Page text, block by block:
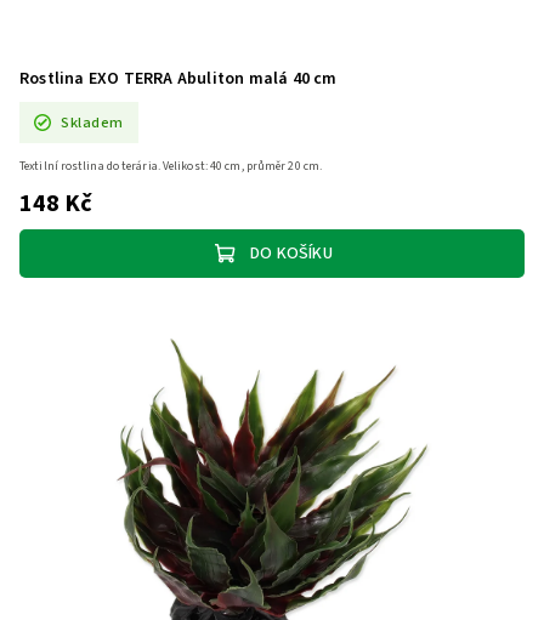
Rostlina EXO TERRA Abuliton malá 40 cm
Skladem
148 Kč
DO KOŠÍKU
Textilní rostlina do terária. Velikost: 40 cm, průměr 20 cm.